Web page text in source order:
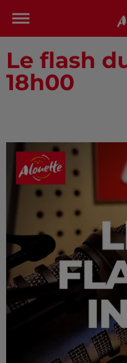
Le flash
18h00